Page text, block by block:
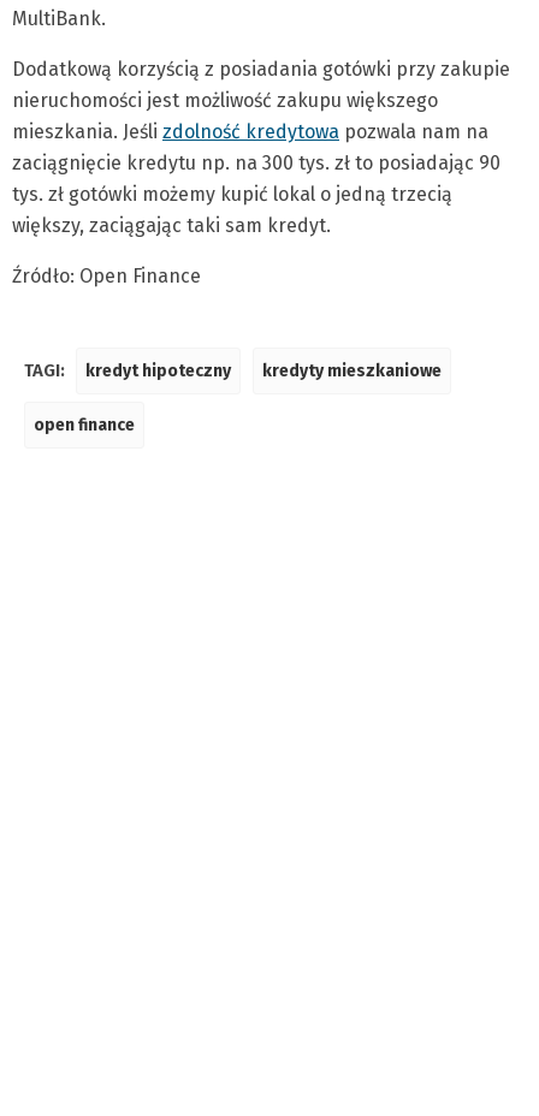
MultiBank.
Dodatkową korzyścią z posiadania gotówki przy zakupie
nieruchomości jest możliwość zakupu większego
mieszkania. Jeśli zdolność kredytowa pozwala nam na
zaciągnięcie kredytu np. na 300 tys. zł to posiadając 90
tys. zł gotówki możemy kupić lokal o jedną trzecią
większy, zaciągając taki sam kredyt.
Źródło: Open Finance
TAGI: kredyt hipoteczny kredyty mieszkaniowe
open finance